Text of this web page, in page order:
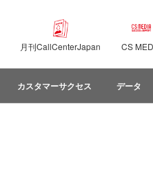
月刊CallCenterJapan CS
カスタマーサクセス データ